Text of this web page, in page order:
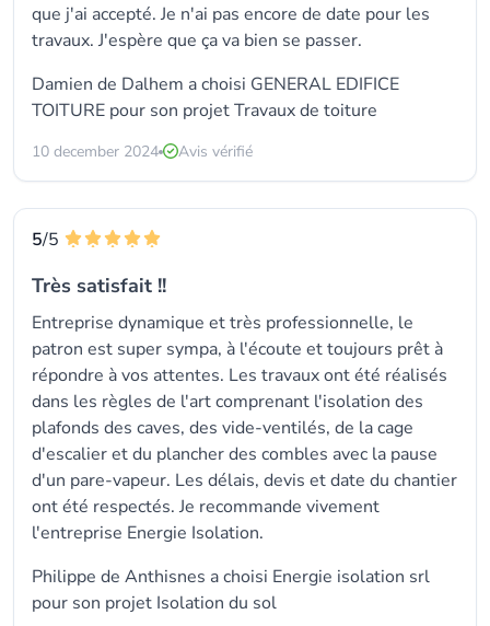
que j'ai accepté. Je n'ai pas encore de date pour les
travaux. J'espère que ça va bien se passer.
Damien de Dalhem a choisi GENERAL EDIFICE
TOITURE pour son projet Travaux de toiture
10 december 2024 Avis vérifié
5/5
Très satisfait !!
Entreprise dynamique et très professionnelle, le
patron est super sympa, à l'écoute et toujours prêt à
répondre à vos attentes. Les travaux ont été réalisés
dans les règles de l'art comprenant l'isolation des
plafonds des caves, des vide-ventilés, de la cage
d'escalier et du plancher des combles avec la pause
d'un pare-vapeur. Les délais, devis et date du chantier
ont été respectés. Je recommande vivement
l'entreprise Energie Isolation.
Philippe de Anthisnes a choisi Energie isolation srl
pour son projet Isolation du sol